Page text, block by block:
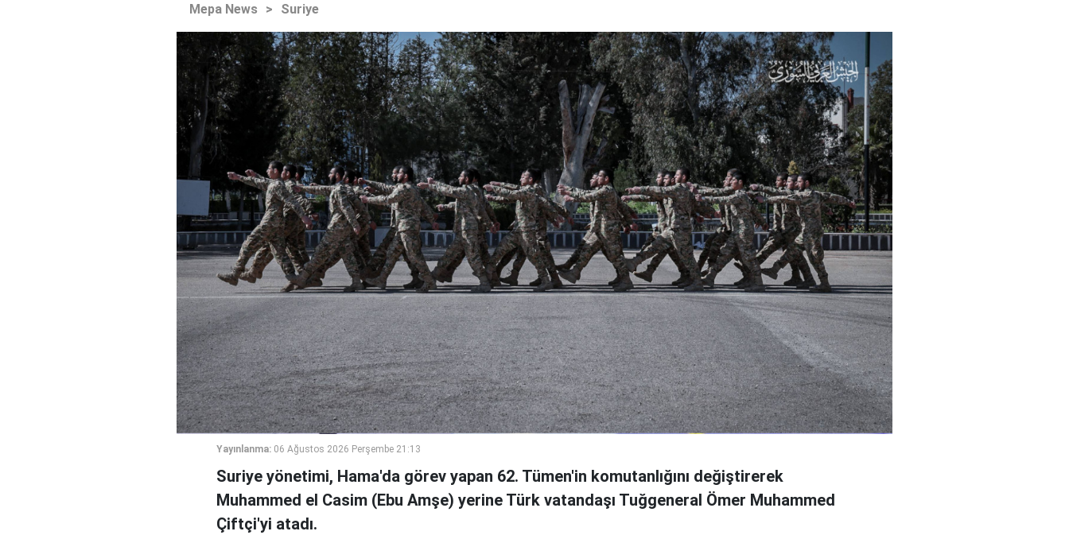
Mepa News > Suriye
Yayınlanma: 06 Ağustos 2026 Perşembe 21:13
Suriye yönetimi, Hama'da görev yapan 62. Tümen'in komutanlığını değiştirerek
Muhammed el Casim (Ebu Amşe) yerine Türk vatandaşı Tuğgeneral Ömer Muhammed
Çiftçi'yi atadı.